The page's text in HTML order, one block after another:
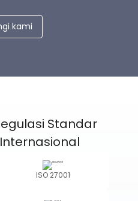
kami
Standar
ISO 27001